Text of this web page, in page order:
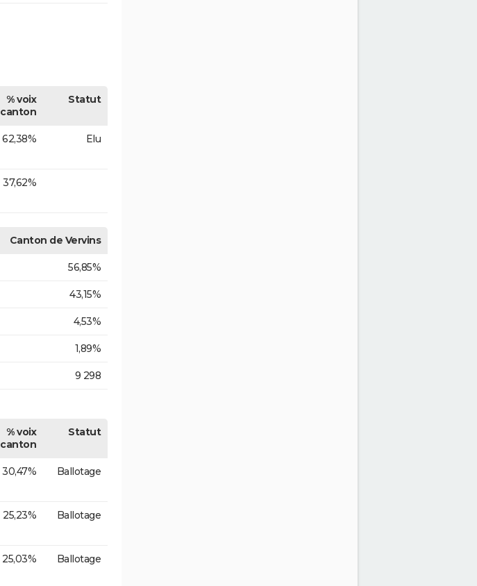
% voix
canton
Statut
62,38% Elu
37,62%
Canton de Vervins
56,85%
43,15%
4,53%
1,89%
9 298
% voix
canton
Statut
30,47% Ballotage
25,23% Ballotage
25,03% Ballotage